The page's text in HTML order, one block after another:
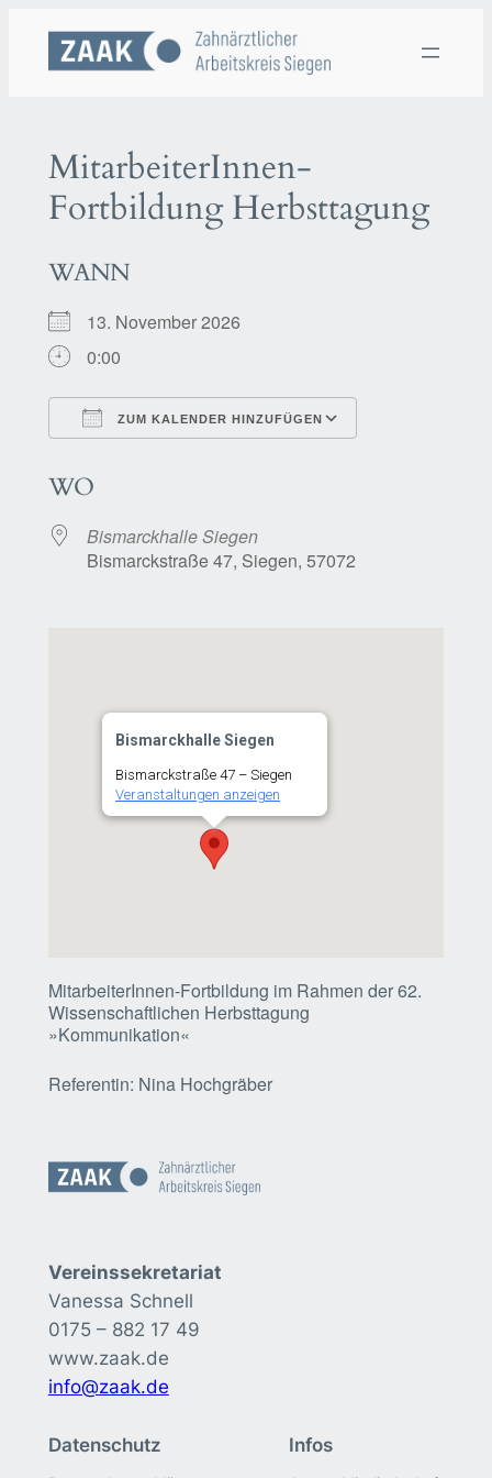
MitarbeiterInnen-
Fortbildung Herbsttagung
WANN
13. November 2026
0:00
ZUM KALENDER HINZUFÜGEN
WO
Bismarckhalle Siegen
Bismarckstraße 47, Siegen, 57072
Bismarckhalle Siegen
Bismarckstraße 47 – Siegen
Veranstaltungen anzeigen
MitarbeiterInnen-Fortbildung im Rahmen der 62.
Wissenschaftlichen Herbsttagung
»Kommunikation«
Referentin: Nina Hochgräber
Vereinssekretariat
Vanessa Schnell
0175 – 882 17 49
www.zaak.de
info@zaak.de
Datenschutz Infos